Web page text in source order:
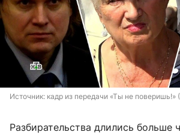
Источник: кадр из передачи «Ты не поверишь!»
Разбирательства длились больше